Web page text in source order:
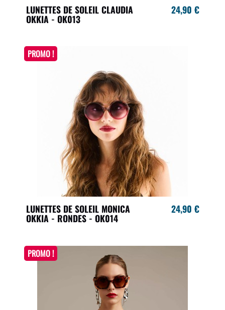
LUNETTES DE SOLEIL CLAUDIA
OKKIA - OK013
24,90 €
LUNETTES DE SOLEIL MONICA
OKKIA - RONDES - OK014
24,90 €
PROMO !
PROMO !